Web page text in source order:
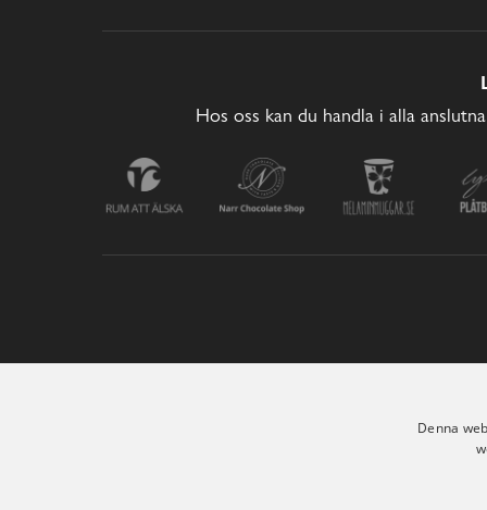
Hos oss kan du handla i alla
Denna